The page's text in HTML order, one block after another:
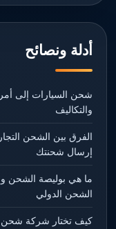
أدلة ونصائح
شحن السيارات إلى
والتكاليف
الفرق بين الشحن
إرسال شحنتك
ما هي بوليصة الشحن
الشحن الدولي
كيف تختار شركة شحن